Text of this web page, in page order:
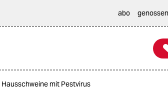
abo
mit Pestvirus